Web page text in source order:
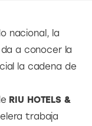
nacional, la
da a conocer la
la cadena de
RIU HOTELS &
trabaja